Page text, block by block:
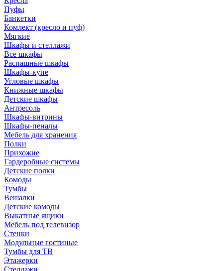
Пуфы
Банкетки
Комлект (кресло и пуф)
Мягкие
Шкафы и стеллажи
Все шкафы
Распашные шкафы
Шкафы-купе
Угловые шкафы
Книжные шкафы
Детские шкафы
Антресоль
Шкафы-витрины
Шкафы-пеналы
Мебель для хранения
Полки
Прихожие
Гардеробные системы
Детские полки
Комоды
Тумбы
Вешалки
Детские комоды
Выкатные ящики
Мебель под телевизор
Стенки
Модульные гостиные
Тумбы для ТВ
Этажерки
Стеллажи